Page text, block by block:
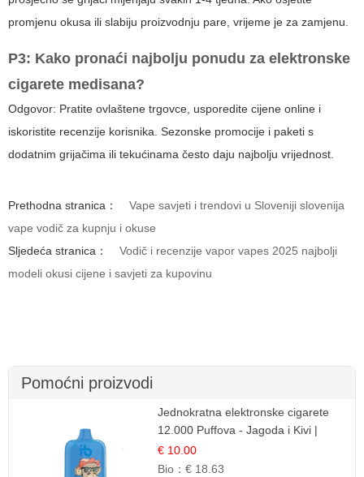
promjenu okusa ili slabiju proizvodnju pare, vrijeme je za zamjenu.
P3: Kako pronaći najbolju ponudu za elektronske
cigarete medisana?
Odgovor: Pratite ovlaštene trgovce, usporedite cijene online i
iskoristite recenzije korisnika. Sezonske promocije i paketi s
dodatnim grijačima ili tekućinama često daju najbolju vrijednost.
Prethodna stranica：
Vape savjeti i trendovi u Sloveniji slovenija
vape vodič za kupnju i okuse
Sljedeća stranica：
Vodič i recenzije vapor vapes 2025 najbolji
modeli okusi cijene i savjeti za kupovinu
Pomoćni proizvodi
Jednokratna elektronske cigarete
12.000 Puffova - Jagoda i Kivi |
Sočna Voćna Kombinacija
€ 10.00
Bio：€ 18.63